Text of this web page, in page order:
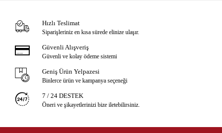
Hızlı Teslimat
Siparişleriniz en kısa sürede elinize ulaşır.
Güvenli Alışveriş
Güvenli ve kolay ödeme sistemi
Geniş Ürün Yelpazesi
Binlerce ürün ve kampanya seçeneği
7 / 24 DESTEK
Öneri ve şikayetlerinizi bize iletebilirsiniz.